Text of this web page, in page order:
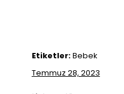
Etiketler:Bebek
Temmuz 28, 2023